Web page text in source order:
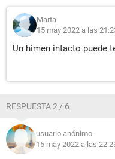
Marta
15 may 2022 a las
Un himen intacto puede
RESPUESTA 2 / 6
usuario anónimo
15 may 2022 a las